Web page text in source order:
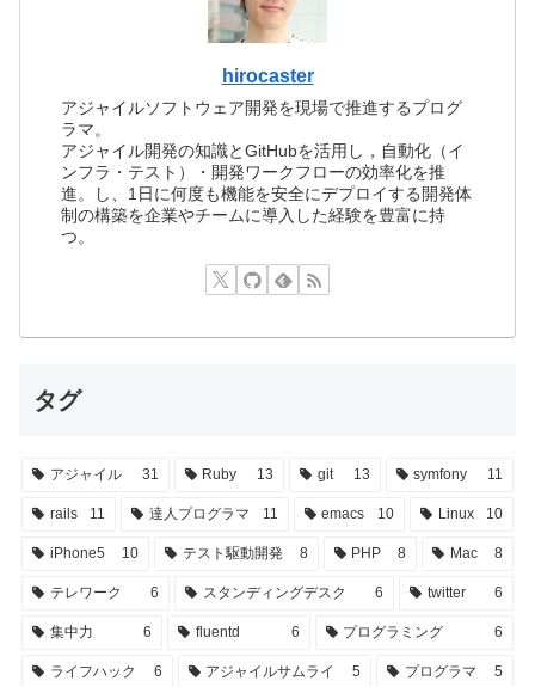
hirocaster
アジャイルソフトウェア開発を現場で推進するプログ
ラマ。
アジャイル開発の知識とGitHubを活用し，自動化（イ
ンフラ・テスト）・開発ワークフローの効率化を推
進。し、1日に何度も機能を安全にデプロイする開発体
制の構築を企業やチームに導入した経験を豊富に持
つ。
タグ
アジャイル 31 Ruby 13 git 13 symfony 11
rails 11 達人プログラマ 11 emacs 10 Linux 10
iPhone5 10 テスト駆動開発 8 PHP 8 Mac 8
テレワーク 6 スタンディングデスク 6 twitter 6
集中力 6 fluentd 6 プログラミング 6
ライフハック 6 アジャイルサムライ 5 プログラマ 5